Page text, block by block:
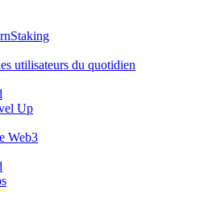
Staking
utilisateurs du quotidien
Up
Web3